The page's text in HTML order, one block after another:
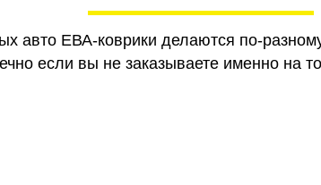
авто ЕВА-коврики делаются по-
если вы не заказываете именно на